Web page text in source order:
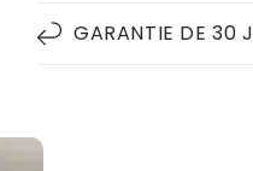
GARANTIE DE 30